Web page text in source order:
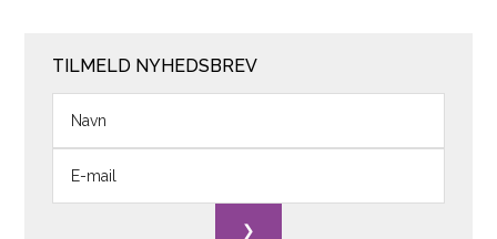
TILMELD NYHEDSBREV